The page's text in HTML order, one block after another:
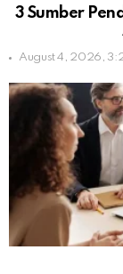
3 Sumber
August 4, 2026,